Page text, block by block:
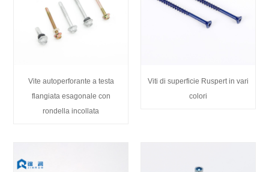
Vite autoperforante a testa
flangiata esagonale con
rondella incollata
Viti di superficie Ruspert in vari
colori